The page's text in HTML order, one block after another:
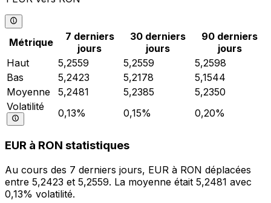
Métrique
7 derniers
jours
30 derniers
jours
90 derniers
jours
Haut
5,2559 5,2559
5,2598
Bas
5,2423 5,2178
5,1544
Moyenne
5,2481 5,2385
5,2350
Volatilité
0,13% 0,15% 0,20%
EUR à RON statistiques
Au cours des 7 derniers jours, EUR à RON déplacées
entre 5,2423 et 5,2559. La moyenne était 5,2481 avec
0,13% volatilité.